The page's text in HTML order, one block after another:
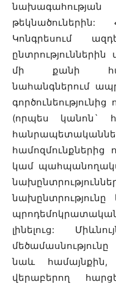
Կոնգրեսում
ընտրություններին
մի քանի
նահանգներում
(որպես կանոն`
համոզմունքներից
կամ
լինելուց:
նաև
վերաբերող